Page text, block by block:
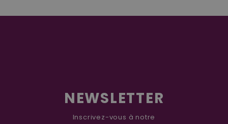
NEWSLETTER
Inscrivez-vous à notre